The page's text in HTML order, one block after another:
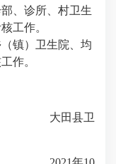
、 诊所、 村卫生
工作。
镇）卫生院、均
作。
大田县卫